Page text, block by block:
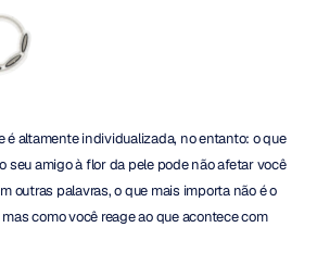
é altamente individualizada, no entanto: o que
seu amigo à flor da pele pode não afetar você
outras palavras, o que mais importa não é o
como você reage ao que acontece com